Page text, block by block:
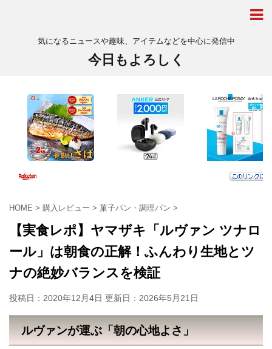
気になるニュースや趣味、アイテムなどを中心に発信中
今日もよろしく
HOME > 購入レビュー > 菓子パン・調理パン >
【実食レポ】ヤマザキ「ルヴァン ツナロ
ール」は朝食の正解！ふんわり生地とツ
ナの絶妙バランスを検証
投稿日：2020年12月4日 更新日： 2026年5月21日
ルヴァンが運ぶ「朝の心地よさ」